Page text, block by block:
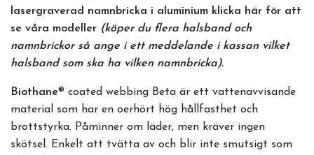
lasergraverad namnbricka i aluminium klicka här för att
se våra modeller (köper du flera halsband och
namnbrickor så ange i ett meddelande i kassan vilket
halsband som ska ha vilken namnbricka).
Biothane® coated webbing Beta är ett vattenavvisande
material som har en oerhört hög hållfasthet och
brottstyrka. Påminner om läder, men kräver ingen
skötsel. Enkelt att tvätta av och blir inte smutsigt som